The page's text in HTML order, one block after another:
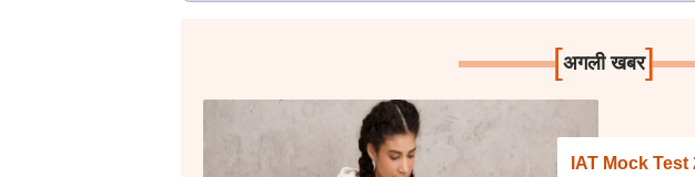
[अगली खबर]
IAT Mock Test